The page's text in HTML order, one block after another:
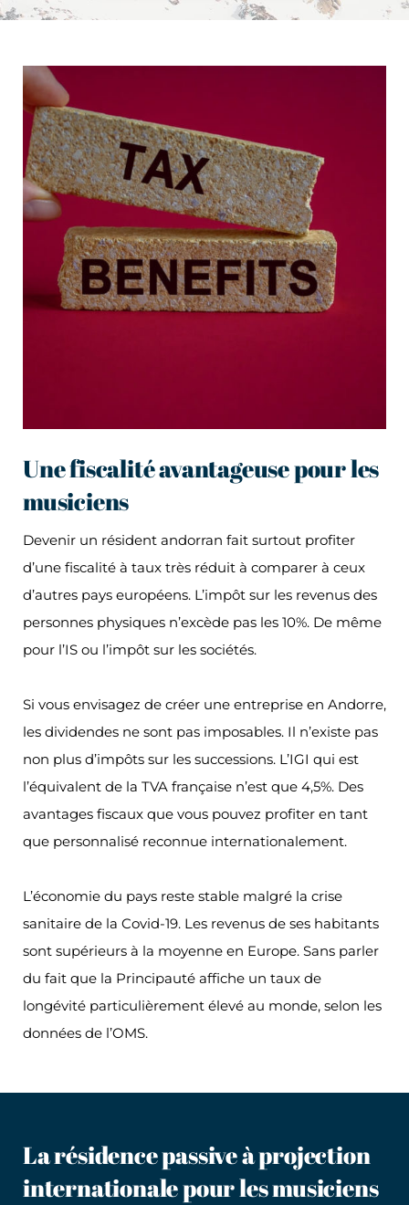
Une fiscalité avantageuse pour les
musiciens
Devenir un résident andorran fait surtout profiter
d’une fiscalité à taux très réduit à comparer à ceux
d’autres pays européens. L’impôt sur les revenus des
personnes physiques n’excède pas les 10%. De même
pour l’IS ou l’impôt sur les sociétés.
Si vous envisagez de créer une entreprise en Andorre,
les dividendes ne sont pas imposables. Il n’existe pas
non plus d’impôts sur les successions. L’IGI qui est
l’équivalent de la TVA française n’est que 4,5%. Des
avantages fiscaux que vous pouvez profiter en tant
que personnalisé reconnue internationalement.
L’économie du pays reste stable malgré la crise
sanitaire de la Covid-19. Les revenus de ses habitants
sont supérieurs à la moyenne en Europe. Sans parler
du fait que la Principauté affiche un taux de
longévité particulièrement élevé au monde, selon les
données de l’OMS.
La résidence passive à projection
internationale pour les musiciens